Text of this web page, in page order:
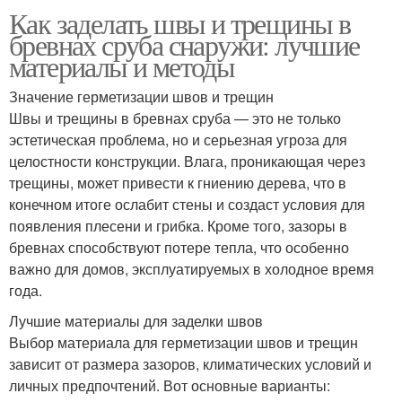
Как заделать швы и трещины в
бревнах сруба снаружи: лучшие
материалы и методы
Значение герметизации швов и трещин
Швы и трещины в бревнах сруба — это не только
эстетическая проблема, но и серьезная угроза для
целостности конструкции. Влага, проникающая через
трещины, может привести к гниению дерева, что в
конечном итоге ослабит стены и создаст условия для
появления плесени и грибка. Кроме того, зазоры в
бревнах способствуют потере тепла, что особенно
важно для домов, эксплуатируемых в холодное время
года.
Лучшие материалы для заделки швов
Выбор материала для герметизации швов и трещин
зависит от размера зазоров, климатических условий и
личных предпочтений. Вот основные варианты: